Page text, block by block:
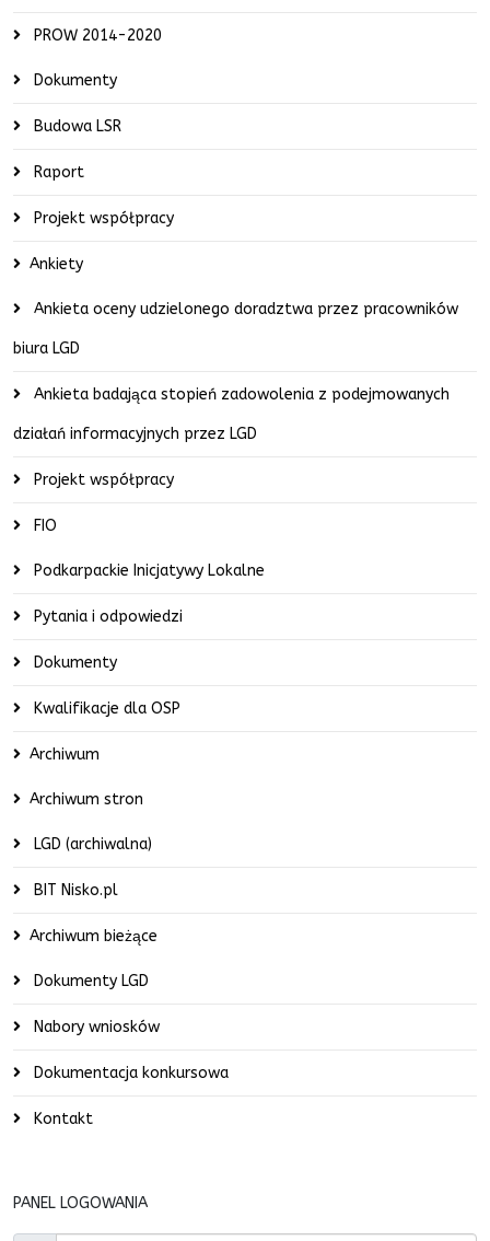
PROW 2014-2020
Dokumenty
Budowa LSR
Raport
Projekt współpracy
Ankiety
Ankieta oceny udzielonego doradztwa przez pracowników
biura LGD
Ankieta badająca stopień zadowolenia z podejmowanych
działań informacyjnych przez LGD
Projekt współpracy
FIO
Podkarpackie Inicjatywy Lokalne
Pytania i odpowiedzi
Dokumenty
Kwalifikacje dla OSP
Archiwum
Archiwum stron
LGD (archiwalna)
BIT Nisko.pl
Archiwum bieżące
Dokumenty LGD
Nabory wniosków
Dokumentacja konkursowa
Kontakt
PANEL LOGOWANIA